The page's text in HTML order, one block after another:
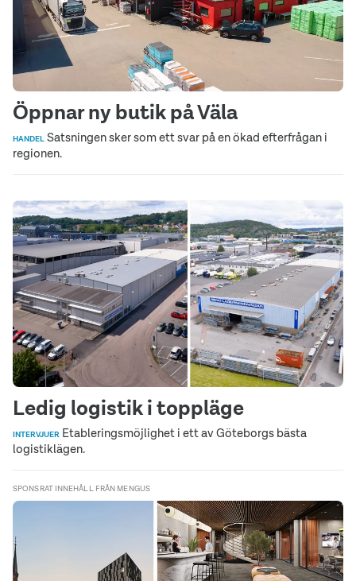
Öppnar ny butik på Väla
HANDEL Satsningen sker som ett svar på en ökad efterfrågan i
regionen.
Ledig logistik i toppläge
INTERVJUER Etableringsmöjlighet i ett av Göteborgs bästa
logistiklägen.
SPONSRAT INNEHÅLL FRÅN MENGUS